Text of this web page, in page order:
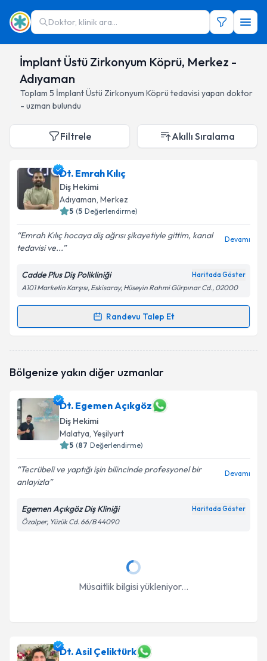
Doktor, klinik ara...
İmplant Üstü Zirkonyum Köprü, Merkez -
Adıyaman
Toplam 5 İmplant Üstü Zirkonyum Köprü tedavisi yapan doktor
- uzman bulundu
Filtrele Akıllı Sıralama
Dt. Emrah Kılıç
Diş Hekimi
Adıyaman, Merkez
5 (5 Değerlendirme)
Emrah Kılıç hocaya diş ağrısı şikayetiyle gittim, kanal
tedavisi ve...
Devamı
Cadde Plus Diş Polikliniği Haritada Göster
A101 Marketin Karşısı, Eskisaray, Hüseyin Rahmi Gürpınar Cd., 02000
Randevu Talep Et
Randevu Takvimi Talebi
Size bu uzmandan randevu almanız için bir takvim
E-posta Adresiniz
Kişisel verilerimin işlenmesine ilişkinAydınlatma
Bölgenize yakın diğer uzmanlar
Dt. Egemen Açıkgöz
Diş Hekimi
Malatya, Yeşilyurt
5 (87 Değerlendirme)
Tecrübeli ve yaptığı işin bilincinde profesyonel bir
anlayizla
Devamı
Egemen Açıkgöz Diş Kliniği Haritada Göster
Özalper, Yüzük Cd. 66/B 44090
Müsaitlik bilgisi yükleniyor...
Dt. Asil Çeliktürk